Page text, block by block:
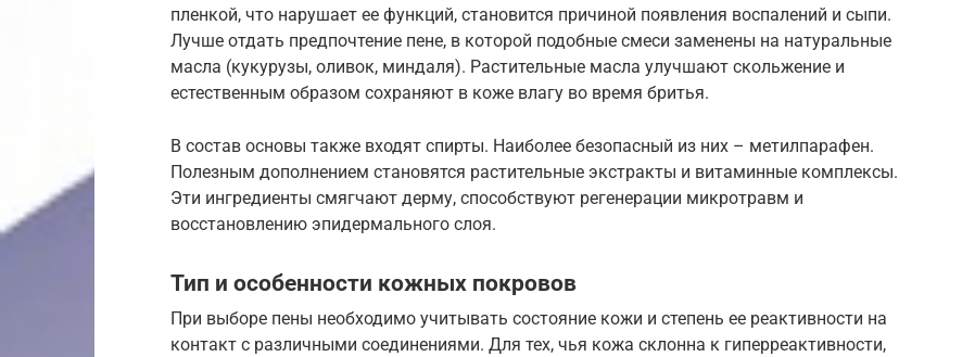
пленкой, что нарушает ее функций, становится причиной появления воспалений и сыпи.
Лучше отдать предпочтение пене, в которой подобные смеси заменены на натуральные
масла (кукурузы, оливок, миндаля). Растительные масла улучшают скольжение и
естественным образом сохраняют в коже влагу во время бритья.
В состав основы также входят спирты. Наиболее безопасный из них – метилпарафен.
Полезным дополнением становятся растительные экстракты и витаминные комплексы.
Эти ингредиенты смягчают дерму, способствуют регенерации микротравм и
восстановлению эпидермального слоя.
Тип и особенности кожных покровов
При выборе пены необходимо учитывать состояние кожи и степень ее реактивности на
контакт с различными соединениями. Для тех, чья кожа склонна к гиперреактивности,